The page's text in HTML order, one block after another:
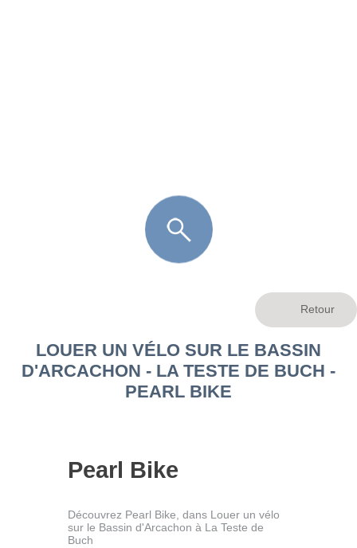
LOUER UN VÉLO SUR LE BASSIN
D'ARCACHON - LA TESTE DE BUCH -
PEARL BIKE
Pearl Bike
Découvrez Pearl Bike, dans Louer un vélo
sur le Bassin d'Arcachon à La Teste de
Buch